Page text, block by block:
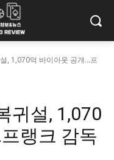
, 1,070억 바이아웃 공개...프
귀설, 1,070
랭크 감독